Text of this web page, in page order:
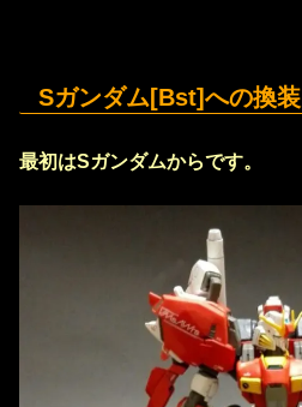
Sガンダム[Bst]への換装
最初はSガンダムからです。